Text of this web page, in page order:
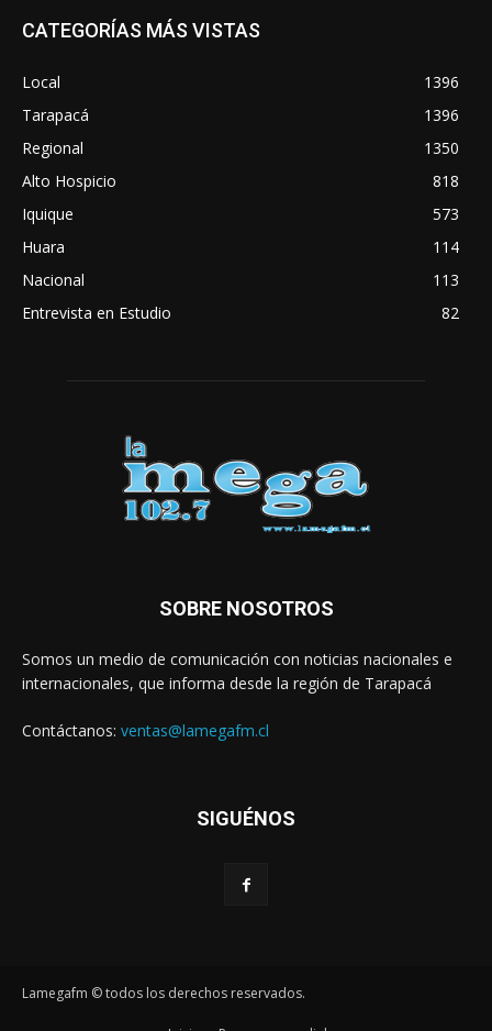
CATEGORÍAS MÁS VISTAS
Local
1396
Tarapacá
1396
Regional
1350
Alto Hospicio
818
Iquique
573
Huara
114
Nacional
113
Entrevista en Estudio
82
SOBRE NOSOTROS
Somos un medio de comunicación con noticias nacionales e
internacionales, que informa desde la región de Tarapacá
Contáctanos: ventas@lamegafm.cl
SIGUÉNOS
Lamegafm © todos los derechos reservados.